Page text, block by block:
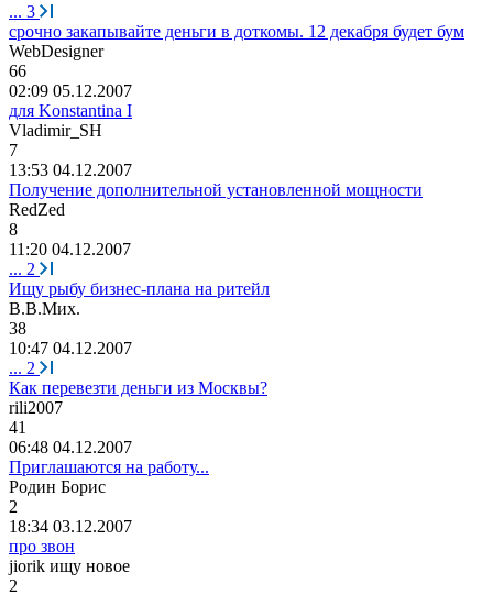
... 3
срочно закапывайте деньги в доткомы. 12 декабря будет бум
WebDesigner
66
02:09 05.12.2007
для Konstantina I
Vladimir_SH
7
13:53 04.12.2007
Получение дополнительной установленной мощности
RedZed
8
11:20 04.12.2007
... 2
Ищу рыбу бизнес-плана на ритейл
В.В.Мих.
38
10:47 04.12.2007
... 2
Как перевезти деньги из Москвы?
rili2007
41
06:48 04.12.2007
Приглашаются на работу...
Родин Борис
2
18:34 03.12.2007
про звон
jiorik ищу новое
2